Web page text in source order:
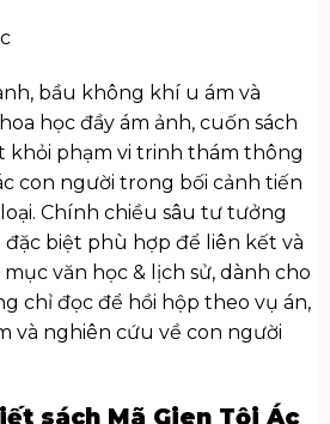
bầu không khí u ám và
học đầy ám ảnh, cuốn sách
khỏi phạm vi trinh thám thông
con người trong bối cảnh tiến
Chính chiều sâu tư tưởng
biệt phù hợp để liên kết và
mục văn học & lịch sử, dành cho
chỉ đọc để hồi hộp theo vụ án,
và nghiên cứu về con người
sách Mã Gien Tội Ác